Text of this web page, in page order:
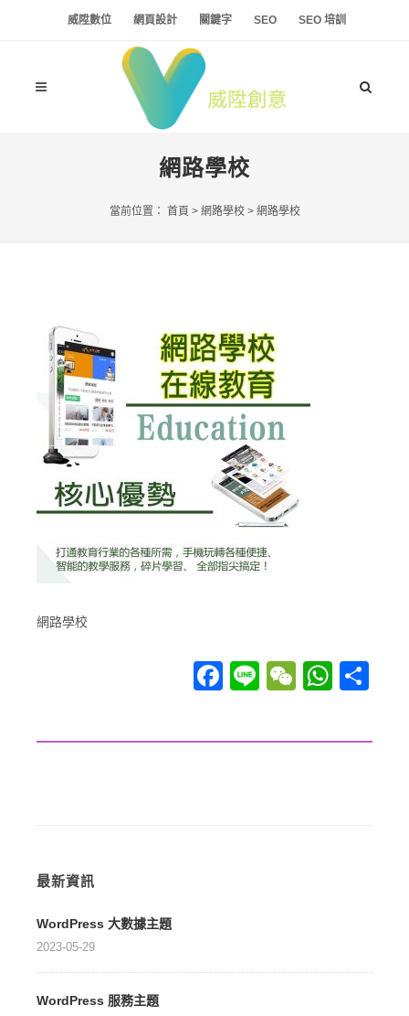
威陞數位 網頁設計 關鍵字 SEO SEO 培訓
網路學校
當前位置： 首頁 > 網路學校> 網路學校
網路學校
FacebookLine WeChat WhatsApp
最新資訊
WordPress 大數據主題
2023-05-29
WordPress 服務主題